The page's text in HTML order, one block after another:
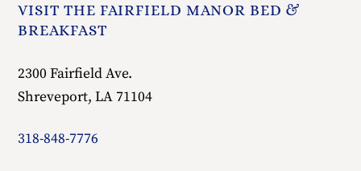
VISIT THE FAIRFIELD MANOR BED &
BREAKFAST
2300 Fairfield Ave.
Shreveport, LA 71104
318-848-7776